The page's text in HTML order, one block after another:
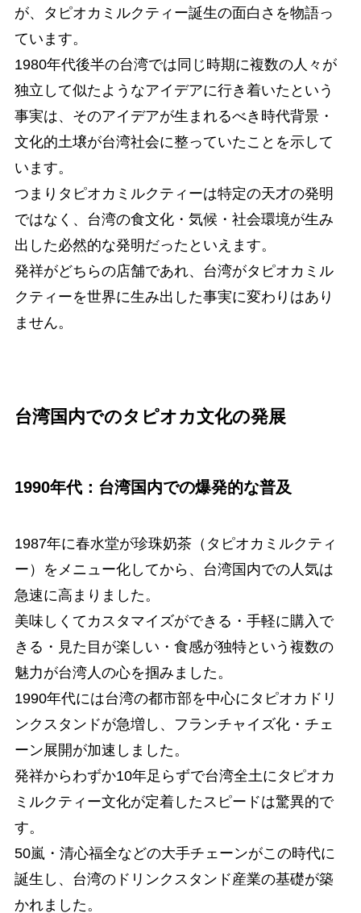
が、タピオカミルクティー誕生の面白さを物語っ
ています。
1980年代後半の台湾では同じ時期に複数の人々が
独立して似たようなアイデアに行き着いたという
事実は、そのアイデアが生まれるべき時代背景・
文化的土壌が台湾社会に整っていたことを示して
います。
つまりタピオカミルクティーは特定の天才の発明
ではなく、台湾の食文化・気候・社会環境が生み
出した必然的な発明だったといえます。
発祥がどちらの店舗であれ、台湾がタピオカミル
クティーを世界に生み出した事実に変わりはあり
ません。
台湾国内でのタピオカ文化の発展
1990年代：台湾国内での爆発的な普及
1987年に春水堂が珍珠奶茶（タピオカミルクティ
ー）をメニュー化してから、台湾国内での人気は
急速に高まりました。
美味しくてカスタマイズができる・手軽に購入で
きる・見た目が楽しい・食感が独特という複数の
魅力が台湾人の心を掴みました。
1990年代には台湾の都市部を中心にタピオカドリ
ンクスタンドが急増し、フランチャイズ化・チェ
ーン展開が加速しました。
発祥からわずか10年足らずで台湾全土にタピオカ
ミルクティー文化が定着したスピードは驚異的で
す。
50嵐・清心福全などの大手チェーンがこの時代に
誕生し、台湾のドリンクスタンド産業の基礎が築
かれました。